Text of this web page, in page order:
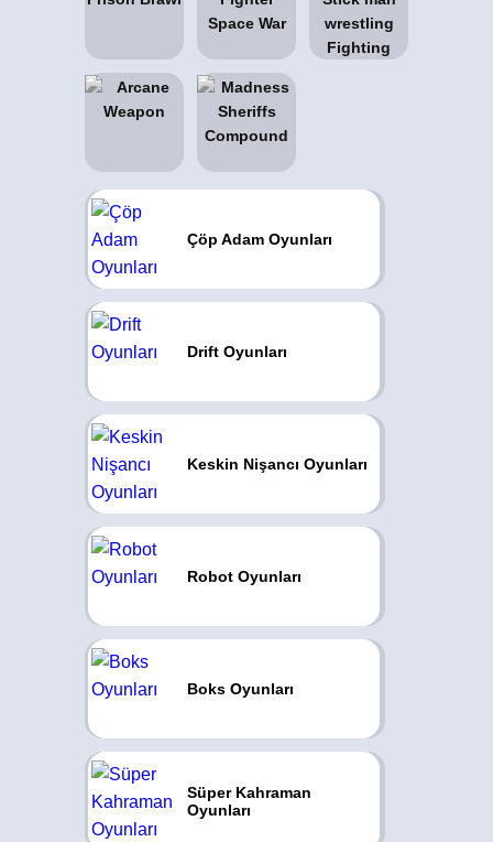
Çöp Adam Oyunları
Drift Oyunları
Keskin Nişancı Oyunları
Robot Oyunları
Boks Oyunları
Süper Kahraman
Oyunları